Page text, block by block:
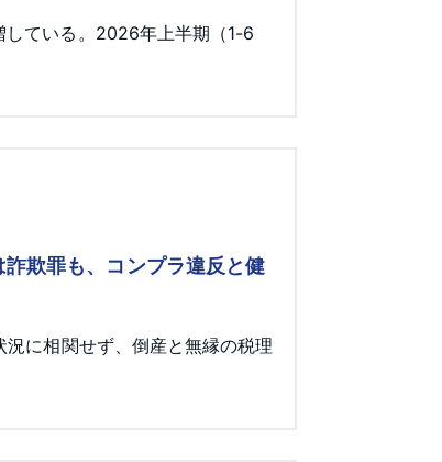
している。2026年上半期（1-6
欺罪も、コンプラ違反と健
に相関せず、倒産と無縁の税理